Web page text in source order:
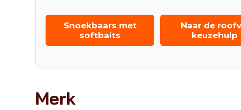
Snoekbaars met
softbaits
Naar de
keuzehulp
Merk